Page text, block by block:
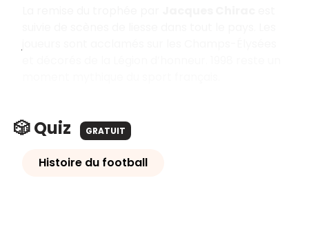
🎲 Quiz GRATUIT
Histoire du football